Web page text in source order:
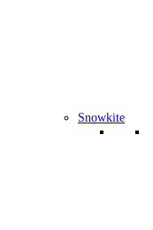
Snowkite